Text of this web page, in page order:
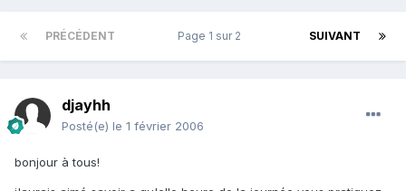
PRÉCÉDENT SUIVANT
Page 1 sur 2
djayhh
Posté(e) le 1 février 2006
bonjour à tous!